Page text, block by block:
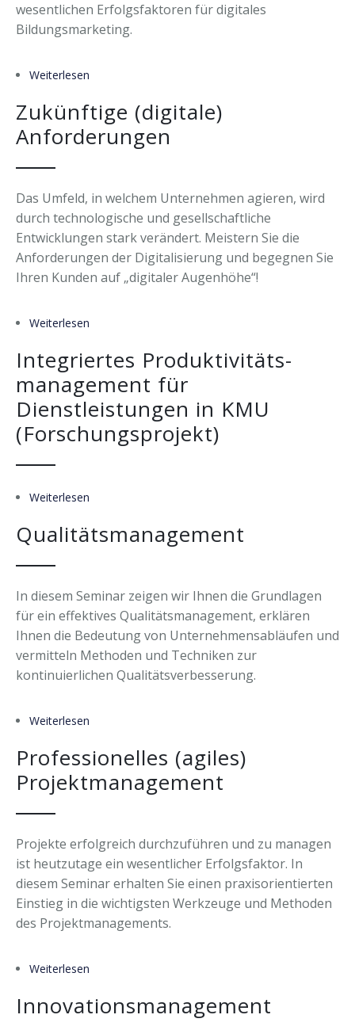
wesentlichen Erfolgsfaktoren für digitales
Bildungsmarketing.
Weiterlesen
Zukünftige (digitale)
Anforderungen
Das Umfeld, in welchem Unternehmen agieren, wird
durch technologische und gesellschaftliche
Entwicklungen stark verändert. Meistern Sie die
Anforderungen der Digitalisierung und begegnen Sie
Ihren Kunden auf „digitaler Augenhöhe“!
Weiterlesen
Integriertes Produktivitäts-
management für
Dienstleistungen in KMU
(Forschungsprojekt)
Weiterlesen
Qualitätsmanagement
In diesem Seminar zeigen wir Ihnen die Grundlagen
für ein effektives Qualitätsmanagement, erklären
Ihnen die Bedeutung von Unternehmensabläufen und
vermitteln Methoden und Techniken zur
kontinuierlichen Qualitätsverbesserung.
Weiterlesen
Professionelles (agiles)
Projektmanagement
Projekte erfolgreich durchzuführen und zu managen
ist heutzutage ein wesentlicher Erfolgsfaktor. In
diesem Seminar erhalten Sie einen praxisorientierten
Einstieg in die wichtigsten Werkzeuge und Methoden
des Projektmanagements.
Weiterlesen
Innovationsmanagement